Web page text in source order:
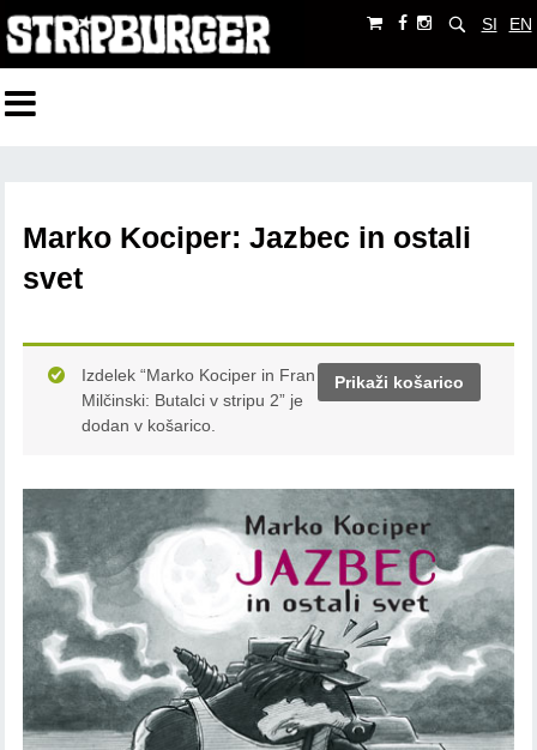
SI EN
Marko Kociper: Jazbec in ostali
svet
Prikaži košarico
Izdelek “Marko Kociper in Fran
Milčinski: Butalci v stripu 2” je
dodan v košarico.